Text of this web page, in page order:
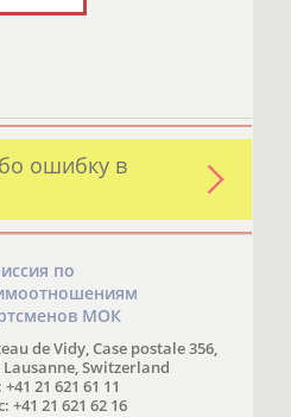
ошибку в
по
МОК
de Vidy, Case postale 356,
Lausanne, Switzerland
21 621 61 11
+41 21 621 62 16